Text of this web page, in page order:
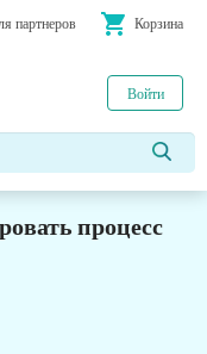
партнеров shopping_cart Корзина
Войти
процесс